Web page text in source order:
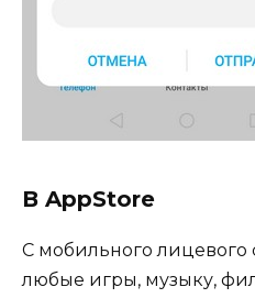
В AppStore
C мобильного лицевого
любые игры, музыку,